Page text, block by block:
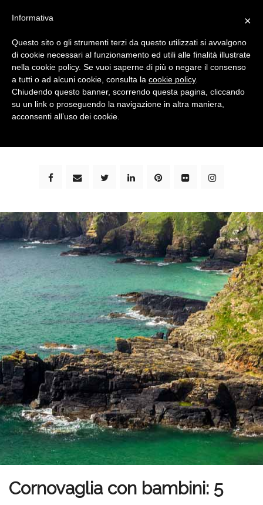
bimbi e viaggi - family travel blog: community #1 in
Cornovaglia con bambini: 5
×
Informativa
Questo sito o gli strumenti terzi da questo utilizzati si avvalgono
di cookie necessari al funzionamento ed utili alle finalità illustrate
nella cookie policy. Se vuoi saperne di più o negare il consenso
a tutti o ad alcuni cookie, consulta la cookie policy.
Chiudendo questo banner, scorrendo questa pagina, cliccando
su un link o proseguendo la navigazione in altra maniera,
acconsenti all’uso dei cookie.